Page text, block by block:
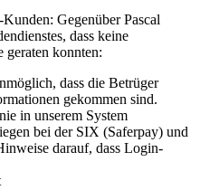
Gegenüber Pascal
dass keine
geraten konnten:
dass die Betrüger
gekommen sind.
in unserem System
bei der SIX (Saferpay) und
darauf, dass Login-